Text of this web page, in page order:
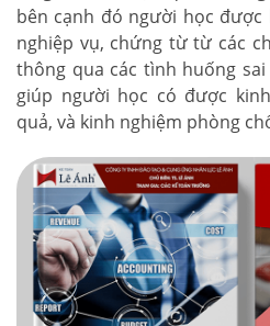
bên cạnh đó người học
nghiệp vụ, chứng từ từ các
thông qua các tình huống
giúp người học có được
quả, và kinh nghiệm phòng